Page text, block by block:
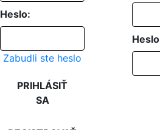
Heslo:
Zabudli ste heslo
PRIHLÁSIŤ
SA